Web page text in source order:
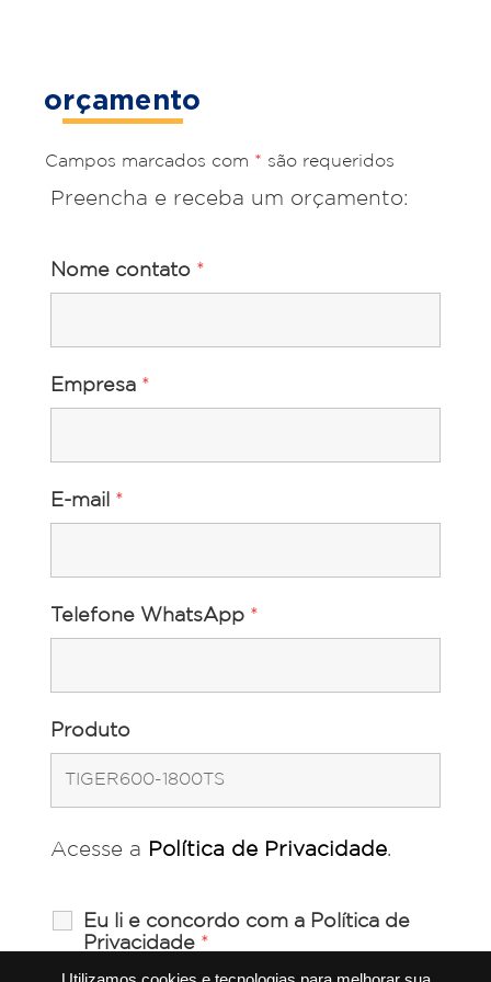
orçamento
Campos marcados com * são requeridos
Preencha e receba um orçamento:
Nome contato *
Empresa *
E-mail *
Telefone WhatsApp *
Produto
Acesse a Política de Privacidade.
Eu li e concordo com a Política de
Privacidade *